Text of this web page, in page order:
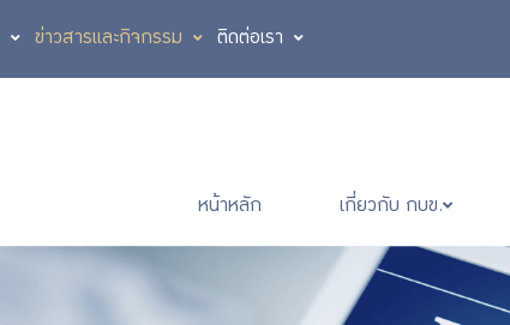
ข่าวสารและกิจกรรม ติดต่อเรา
หน้าหลัก เกี่ยวกับ กบข.